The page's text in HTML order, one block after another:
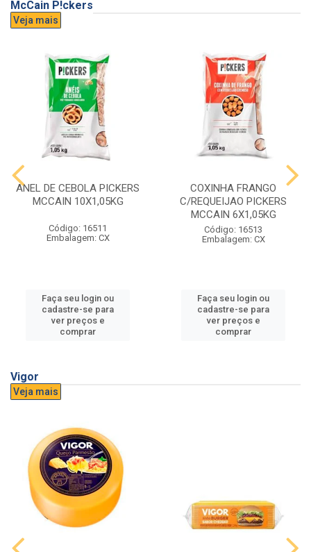
McCain P!ckers
Veja mais
ANEL DE CEBOLA PICKERS
MCCAIN 10X1,05KG
Código: 16511
Embalagem: CX
Faça seu login ou
cadastre-se para
ver preços e
comprar
COXINHA FRANGO
C/REQUEIJAO PICKERS
MCCAIN 6X1,05KG
Código: 16513
Embalagem: CX
Faça seu login ou
cadastre-se para
ver preços e
comprar
Vigor
Veja mais